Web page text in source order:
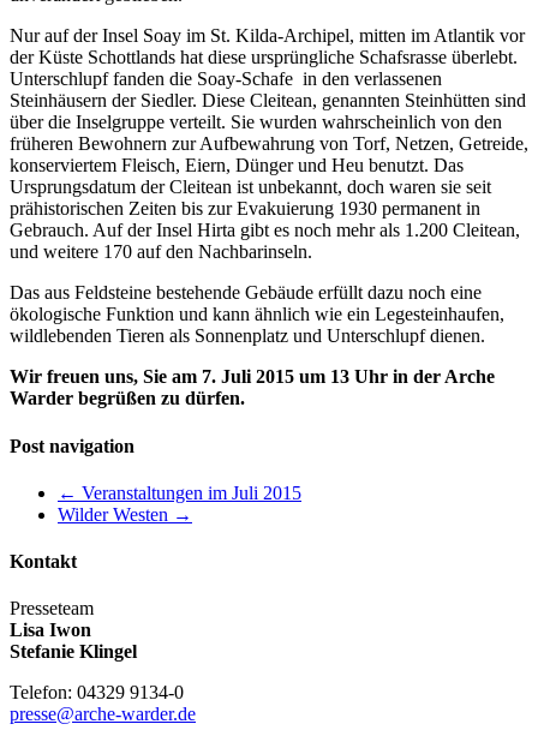
Nur auf der Insel Soay im St. Kilda-Archipel, mitten im Atlantik vor
der Küste Schottlands hat diese ursprüngliche Schafsrasse überlebt.
Unterschlupf fanden die Soay-Schafe in den verlassenen
Steinhäusern der Siedler. Diese Cleitean, genannten Steinhütten sind
über die Inselgruppe verteilt. Sie wurden wahrscheinlich von den
früheren Bewohnern zur Aufbewahrung von Torf, Netzen, Getreide,
konserviertem Fleisch, Eiern, Dünger und Heu benutzt. Das
Ursprungsdatum der Cleitean ist unbekannt, doch waren sie seit
prähistorischen Zeiten bis zur Evakuierung 1930 permanent in
Gebrauch. Auf der Insel Hirta gibt es noch mehr als 1.200 Cleitean,
und weitere 170 auf den Nachbarinseln.
Das aus Feldsteine bestehende Gebäude erfüllt dazu noch eine
ökologische Funktion und kann ähnlich wie ein Legesteinhaufen,
wildlebenden Tieren als Sonnenplatz und Unterschlupf dienen.
Wir freuen uns, Sie am 7. Juli 2015 um 13 Uhr in der Arche
Warder begrüßen zu dürfen.
Post navigation
← Veranstaltungen im Juli 2015
Wilder Westen →
Kontakt
Presseteam
Lisa Iwon
Stefanie Klingel
Telefon: 04329 9134-0
presse@arche-warder.de